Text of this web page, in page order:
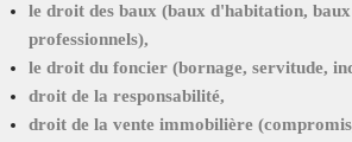
le droit des baux (baux d'habitation,
professionnels),
le droit du foncier (bornage, servitude,
droit de la responsabilité,
droit de la vente immobilière